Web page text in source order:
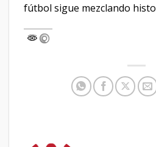
fútbol sigue mezclando